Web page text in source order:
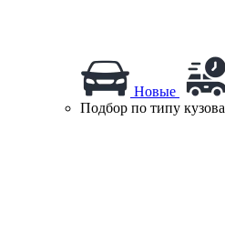
Новые
Подбор по типу кузова